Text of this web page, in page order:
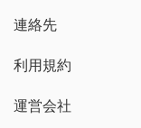
連絡先
利用規約
運営会社